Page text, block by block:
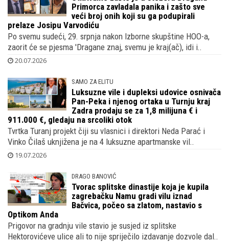
Primorca zavladala panika i zašto sve
veći broj onih koji su ga podupirali
prelaze Josipu Varvodiću
Po svemu sudeći, 29. srpnja nakon Izborne skupštine HOO-a,
zaorit će se pjesma 'Dragane znaj, svemu je kraj(ač), idi i..
20.07.2026
SAMO ZA ELITU
Luksuzne vile i dupleksi udovice osnivača
Pan-Peka i njenog ortaka u Turnju kraj
Zadra prodaju se za 1,8 milijuna € i
911.000 €, gledaju na srcoliki otok
Tvrtka Turanj projekt čiji su vlasnici i direktori Neda Parać i
Vinko Čilaš uknjižena je na 4 luksuzne apartmanske vil..
19.07.2026
DRAGO BANOVIĆ
Tvorac splitske dinastije koja je kupila
zagrebačku Namu gradi vilu iznad
Bačvica, počeo sa zlatom, nastavio s
Optikom Anda
Prigovor na gradnju vile stavio je susjed iz splitske
Hektorovićeve ulice ali to nije spriječilo izdavanje dozvole dal..